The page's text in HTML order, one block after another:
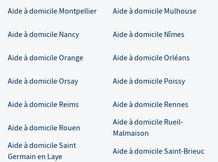
Aide à domicile Montpellier Aide à domicile Mulhouse
Aide à domicile Nancy Aide à domicile Nîmes
Aide à domicileOrange Aide à domicileOrléans
Aide à domicileOrsay Aide à domicile Poissy
Aide à domicile Reims Aide à domicile Rennes
Aide à domicile Rouen
Aide à domicile Rueil-
Malmaison
Aide à domicileSaint
Germain en Laye
Aide à domicileSaint-Brieuc